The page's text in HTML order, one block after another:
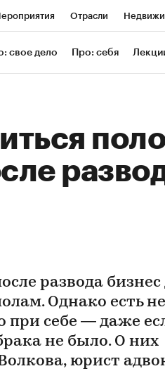
Отрасли
РБК Life Тренды
свое дело Про: себя
развода бизнес
Однако есть
при себе — даже
не было. О них
юрист